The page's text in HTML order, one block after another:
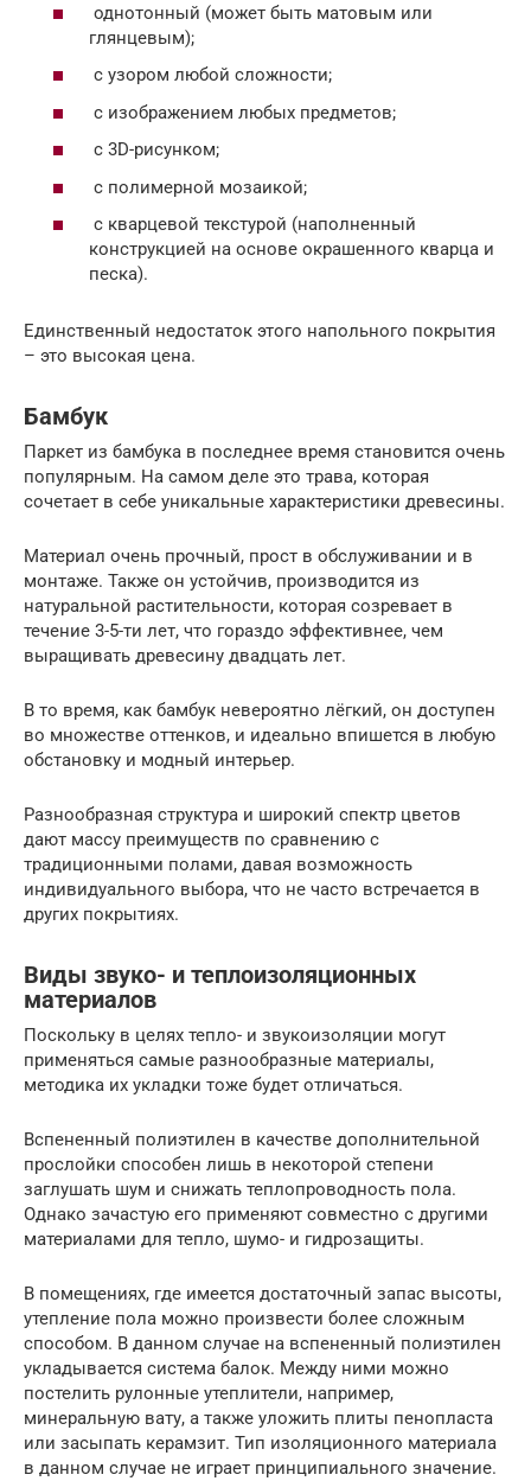
однотонный (может быть матовым или
глянцевым);
с узором любой сложности;
с изображением любых предметов;
с 3D-рисунком;
с полимерной мозаикой;
с кварцевой текстурой (наполненный
конструкцией на основе окрашенного кварца и
песка).
Единственный недостаток этого напольного покрытия
– это высокая цена.
Бамбук
Паркет из бамбука в последнее время становится очень
популярным. На самом деле это трава, которая
сочетает в себе уникальные характеристики древесины.
Материал очень прочный, прост в обслуживании и в
монтаже. Также он устойчив, производится из
натуральной растительности, которая созревает в
течение 3-5-ти лет, что гораздо эффективнее, чем
выращивать древесину двадцать лет.
В то время, как бамбук невероятно лёгкий, он доступен
во множестве оттенков, и идеально впишется в любую
обстановку и модный интерьер.
Разнообразная структура и широкий спектр цветов
дают массу преимуществ по сравнению с
традиционными полами, давая возможность
индивидуального выбора, что не часто встречается в
других покрытиях.
Виды звуко- и теплоизоляционных
материалов
Поскольку в целях тепло- и звукоизоляции могут
применяться самые разнообразные материалы,
методика их укладки тоже будет отличаться.
Вспененный полиэтилен в качестве дополнительной
прослойки способен лишь в некоторой степени
заглушать шум и снижать теплопроводность пола.
Однако зачастую его применяют совместно с другими
материалами для тепло, шумо- и гидрозащиты.
В помещениях, где имеется достаточный запас высоты,
утепление пола можно произвести более сложным
способом. В данном случае на вспененный полиэтилен
укладывается система балок. Между ними можно
постелить рулонные утеплители, например,
минеральную вату, а также уложить плиты пенопласта
или засыпать керамзит. Тип изоляционного материала
в данном случае не играет принципиального значение.